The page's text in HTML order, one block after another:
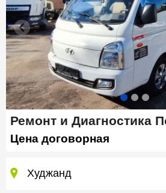
Ремонт и Диагностика
Цена договорная
Худжанд